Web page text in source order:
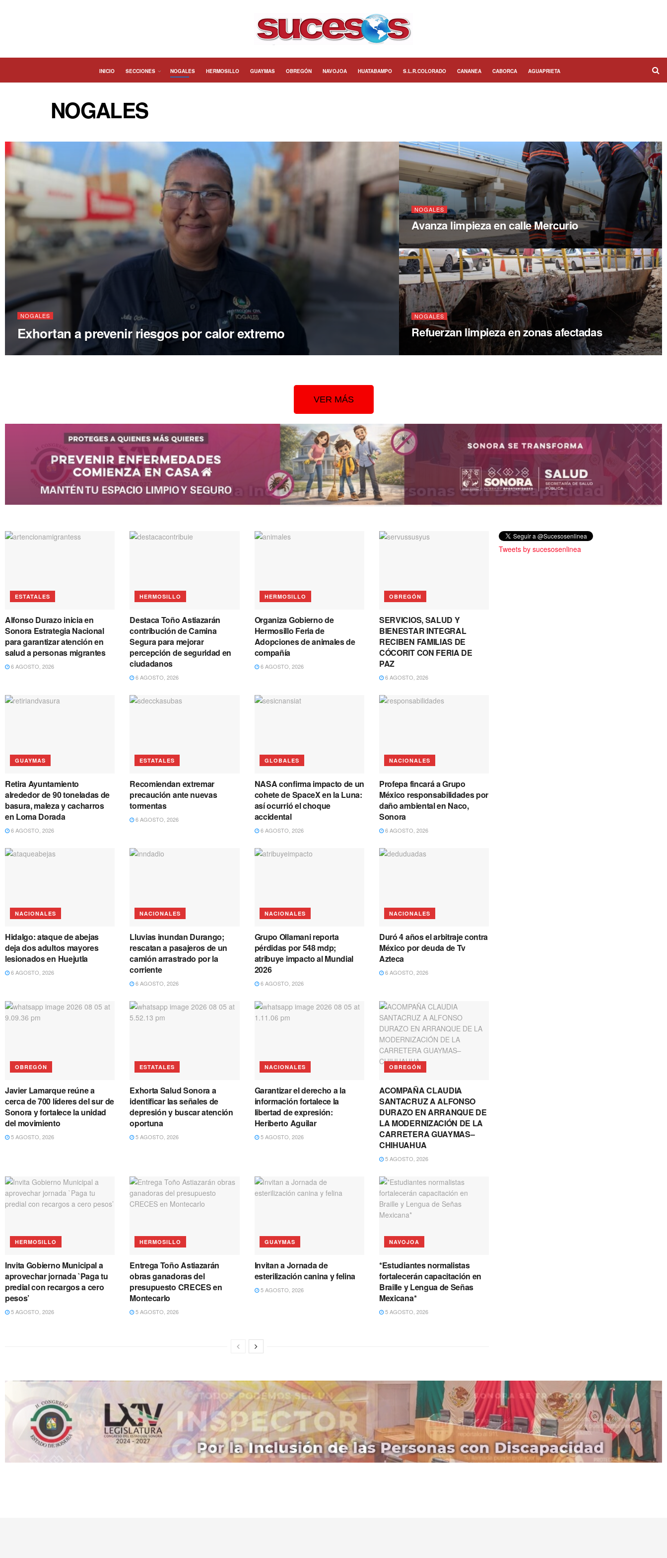
INICIO SECCIONES NOGALES HERMOSILLO GUAYMAS OBREGÓN NAVOJOA HUATABAMPO S.L.R.COLORADO CANANEA CABORCA AGUAPRIETA
NOGALES
NOGALES
Exhortan a prevenir riesgos por calor extremo
NOGALES
Avanza limpieza en calle Mercurio
NOGALES
Refuerzan limpieza en zonas afectadas
VER MÁS
ESTATALES
Alfonso Durazo inicia en
Sonora Estrategia Nacional
para garantizar atención en
salud a personas migrantes
6 AGOSTO, 2026
HERMOSILLO
Destaca Toño Astiazarán
contribución de Camina
Segura para mejorar
percepción de seguridad en
ciudadanos
6 AGOSTO, 2026
HERMOSILLO
Organiza Gobierno de
Hermosillo Feria de
Adopciones de animales de
compañía
6 AGOSTO, 2026
OBREGÓN
SERVICIOS, SALUD Y
BIENESTAR INTEGRAL
RECIBEN FAMILIAS DE
CÓCORIT CON FERIA DE
PAZ
6 AGOSTO, 2026
GUAYMAS
Retira Ayuntamiento
alrededor de 90 toneladas de
basura, maleza y cacharros
en Loma Dorada
6 AGOSTO, 2026
ESTATALES
Recomiendan extremar
precaución ante nuevas
tormentas
6 AGOSTO, 2026
GLOBALES
NASA confirma impacto de un
cohete de SpaceX en la Luna:
así ocurrió el choque
accidental
6 AGOSTO, 2026
NACIONALES
Profepa fincará a Grupo
México responsabilidades por
daño ambiental en Naco,
Sonora
6 AGOSTO, 2026
NACIONALES
Hidalgo: ataque de abejas
deja dos adultos mayores
lesionados en Huejutla
6 AGOSTO, 2026
NACIONALES
Lluvias inundan Durango;
rescatan a pasajeros de un
camión arrastrado por la
corriente
6 AGOSTO, 2026
NACIONALES
Grupo Ollamani reporta
pérdidas por 548 mdp;
atribuye impacto al Mundial
2026
6 AGOSTO, 2026
NACIONALES
Duró 4 años el arbitraje contra
México por deuda de Tv
Azteca
6 AGOSTO, 2026
OBREGÓN
Javier Lamarque reúne a
cerca de 700 líderes del sur de
Sonora y fortalece la unidad
del movimiento
5 AGOSTO, 2026
ESTATALES
Exhorta Salud Sonora a
identificar las señales de
depresión y buscar atención
oportuna
5 AGOSTO, 2026
NACIONALES
Garantizar el derecho a la
información fortalece la
libertad de expresión:
Heriberto Aguilar
5 AGOSTO, 2026
OBREGÓN
ACOMPAÑA CLAUDIA
SANTACRUZ A ALFONSO
DURAZO EN ARRANQUE DE
LA MODERNIZACIÓN DE LA
CARRETERA GUAYMAS–
CHIHUAHUA
5 AGOSTO, 2026
HERMOSILLO
Invita Gobierno Municipal a
aprovechar jornada `Paga tu
predial con recargos a cero
pesos’
5 AGOSTO, 2026
HERMOSILLO
Entrega Toño Astiazarán
obras ganadoras del
presupuesto CRECES en
Montecarlo
5 AGOSTO, 2026
GUAYMAS
Invitan a Jornada de
esterilización canina y felina
5 AGOSTO, 2026
NAVOJOA
*Estudiantes normalistas
fortalecerán capacitación en
Braille y Lengua de Señas
Mexicana*
5 AGOSTO, 2026
Tweets by sucesosenlinea